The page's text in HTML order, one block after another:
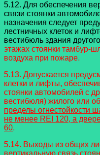
5.12. Для обеспечения
связи стоянки
назначения следует
лестничных клеток и
вестибюль здания
этажах стоянки тамбур-
воздуха при пожаре.
5.13. Допускается
клетки и лифты,
стоянки автомобилей с
вестибюля) жилого или
пределы огнестойкости
не менее REI 120, а
60.
5.14. Выходы из общих